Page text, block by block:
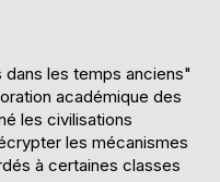
les temps anciens"
académique des
les civilisations
les mécanismes
à certaines classes